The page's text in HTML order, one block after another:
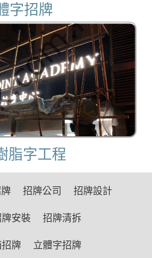
字招牌
脂字工程
招牌公司 招牌設計
安裝 招牌清拆
牌 立體字招牌